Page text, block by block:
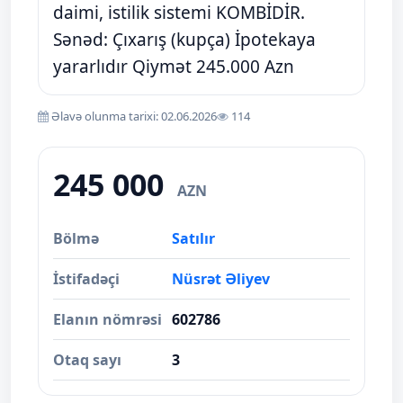
daimi, istilik sistemi KOMBİDİR.
Sənəd: Çıxarış (kupça) İpotekaya
yararlıdır Qiymət 245.000 Azn
Əlavə olunma tarixi: 02.06.2026 114
245 000 AZN
Bölmə Satılır
İstifadəçi Nüsrət Əliyev
Elanın nömrəsi 602786
Otaq sayı 3